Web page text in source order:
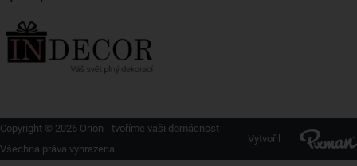
Copyright © 2026 Orion - tvoříme vaši domácnost
Všechna práva vyhrazena
Vytvořil